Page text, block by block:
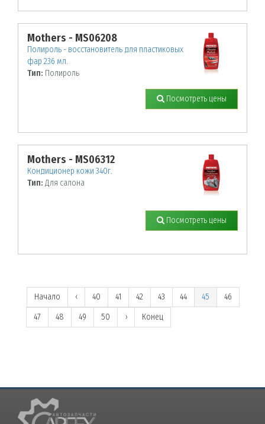
Mothers - MS06208
Полироль - восстановитель для пластиковых
фар 236 мл.
Тип: Полироль
Посмотреть цены
Mothers - MS06312
Кондиционер кожи 340г.
Тип: Для салона
Посмотреть цены
Начало ‹ 40 41 42 43 44 45
46
47
48 49 50 › Конец